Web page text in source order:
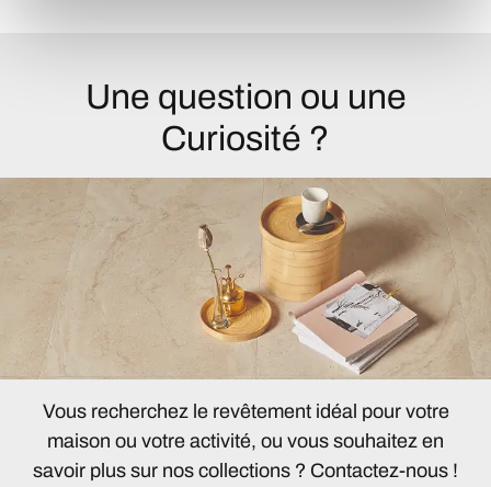
Une question ou une
Curiosité ?
Vous recherchez le revêtement idéal pour votre
maison ou votre activité, ou vous souhaitez en
savoir plus sur nos collections ? Contactez-nous !